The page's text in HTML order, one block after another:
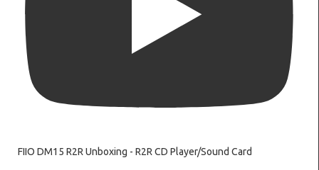
FIIO DM15 R2R Unboxing - R2R CD Player/Sound Card